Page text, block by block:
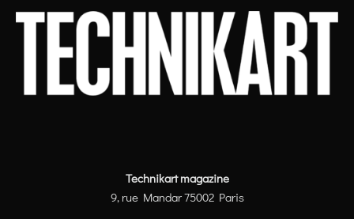
Technikart magazine
9, rue Mandar 75002 Paris